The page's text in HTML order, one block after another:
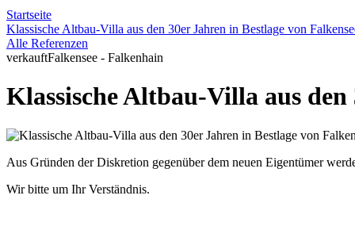
Startseite
Klassische Altbau-Villa aus den 30er Jahren in Bestlage von
Alle Referenzen
verkauftFalkensee - Falkenhain
Klassische Altbau-Villa aus den
Aus Gründen der Diskretion gegenüber dem neuen Eigentümer
Wir bitte um Ihr Verständnis.